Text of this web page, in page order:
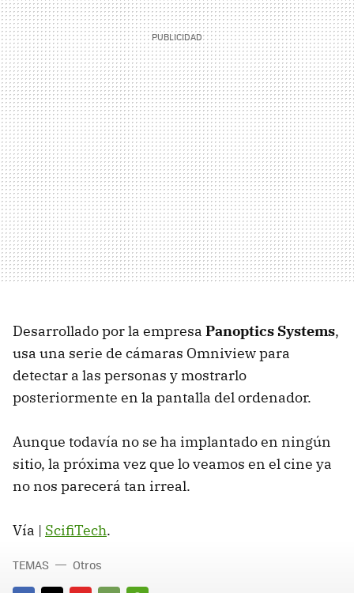
Desarrollado por la empresa Panoptics Systems,
usa una serie de cámaras Omniview para
detectar a las personas y mostrarlo
posteriormente en la pantalla del ordenador.
Aunque todavía no se ha implantado en ningún
sitio, la próxima vez que lo veamos en el cine ya
no nos parecerá tan irreal.
Vía | ScifiTech.
TEMAS Otros